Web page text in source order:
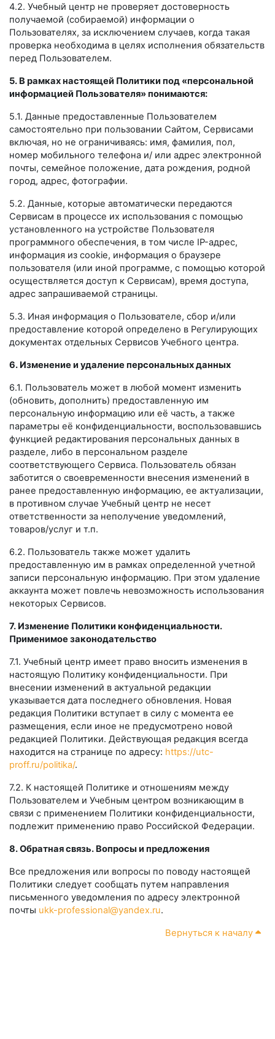
4.2. Учебный центр не проверяет достоверность
получаемой (собираемой) информации о
Пользователях, за исключением случаев, когда такая
проверка необходима в целях исполнения обязательств
перед Пользователем.
5. В рамках настоящей Политики под «персональной
информацией Пользователя» понимаются:
5.1. Данные предоставленные Пользователем
самостоятельно при пользовании Сайтом, Сервисами
включая, но не ограничиваясь: имя, фамилия, пол,
номер мобильного телефона и/ или адрес электронной
почты, семейное положение, дата рождения, родной
город, адрес, фотографии.
5.2. Данные, которые автоматически передаются
Сервисам в процессе их использования с помощью
установленного на устройстве Пользователя
программного обеспечения, в том числе IP-адрес,
информация из cookie, информация о браузере
пользователя (или иной программе, с помощью которой
осуществляется доступ к Сервисам), время доступа,
адрес запрашиваемой страницы.
5.3. Иная информация о Пользователе, сбор и/или
предоставление которой определено в Регулирующих
документах отдельных Сервисов Учебного центра.
6. Изменение и удаление персональных данных
6.1. Пользователь может в любой момент изменить
(обновить, дополнить) предоставленную им
персональную информацию или её часть, а также
параметры её конфиденциальности, воспользовавшись
функцией редактирования персональных данных в
разделе, либо в персональном разделе
соответствующего Сервиса. Пользователь обязан
заботится о своевременности внесения изменений в
ранее предоставленную информацию, ее актуализации,
в противном случае Учебный центр не несет
ответственности за неполучение уведомлений,
товаров/услуг и т.п.
6.2. Пользователь также может удалить
предоставленную им в рамках определенной учетной
записи персональную информацию. При этом удаление
аккаунта может повлечь невозможность использования
некоторых Сервисов.
7. Изменение Политики конфиденциальности.
Применимое законодательство
7.1. Учебный центр имеет право вносить изменения в
настоящую Политику конфиденциальности. При
внесении изменений в актуальной редакции
указывается дата последнего обновления. Новая
редакция Политики вступает в силу с момента ее
размещения, если иное не предусмотрено новой
редакцией Политики. Действующая редакция всегда
находится на странице по адресу: https://utc-
proff.ru/politika/.
7.2. К настоящей Политике и отношениям между
Пользователем и Учебным центром возникающим в
связи с применением Политики конфиденциальности,
подлежит применению право Российской Федерации.
8. Обратная связь. Вопросы и предложения
Все предложения или вопросы по поводу настоящей
Политики следует сообщать путем направления
письменного уведомления по адресу электронной
почты ukk-professional@yandex.ru.
Вернуться к началу